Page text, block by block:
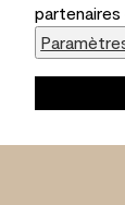
partenaires